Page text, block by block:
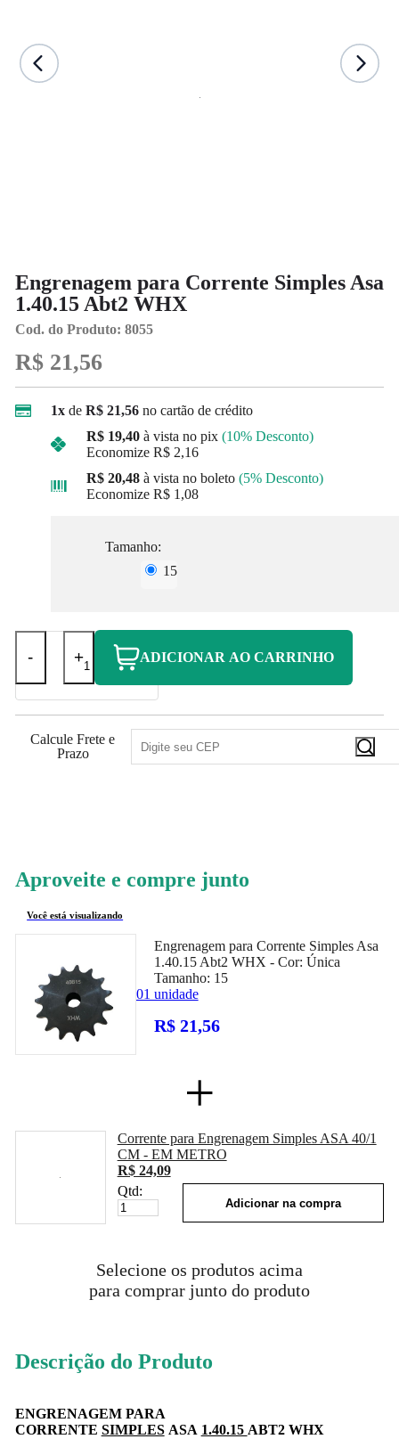
Engrenagem para Corrente Simples Asa
1.40.15 Abt2 WHX
Cod. do Produto: 8055
R$ 21,56
1xde R$ 21,56 no cartão de crédito
R$ 19,40 à vista no pix (10% Desconto)
Economize R$ 2,16
R$ 20,48 à vista no boleto (5% Desconto)
Economize R$ 1,08
Tamanho:
15
- + ADICIONAR AO CARRINHO
Calcule Frete e
Prazo
Aproveite e compre junto
Você está visualizando
Engrenagem para Corrente Simples Asa
1.40.15 Abt2 WHX - Cor: Única
Tamanho: 15
01 unidade
R$ 21,56
+
Corrente para Engrenagem Simples ASA 40/1
CM - EM METRO
R$ 24,09
Qtd:
Adicionar na compra
Selecione os produtos acima
para comprar junto do produto
Descrição do Produto
ENGRENAGEM PARA
CORRENTE SIMPLESASA 1.40.15 ABT2 WHX